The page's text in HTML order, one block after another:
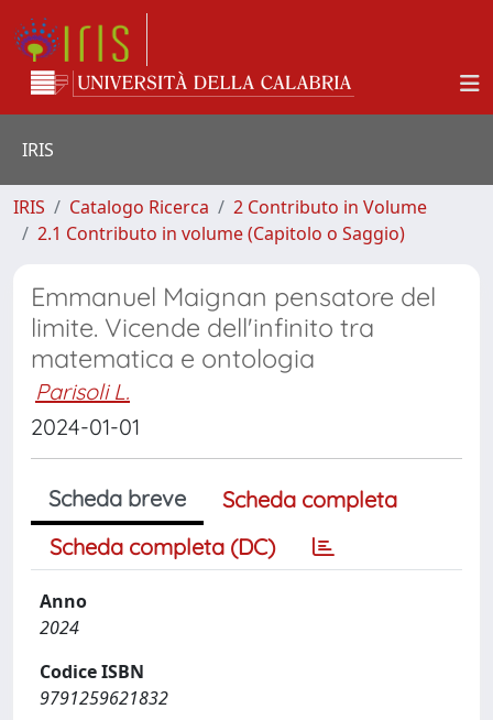
IRIS
IRIS Catalogo Ricerca
2 Contributo in Volume
2.1 Contributo in volume (Capitolo o Saggio)
Emmanuel Maignan pensatore del
limite. Vicende dell'infinito tra
matematica e ontologia
Parisoli L.
2024-01-01
Scheda breve
Scheda completa
Scheda completa (DC)
Anno
2024
Codice ISBN
9791259621832